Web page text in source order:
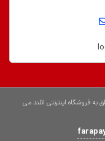
فروشگاه اینترنتی اتلند می